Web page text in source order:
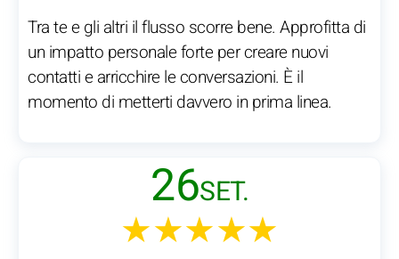
Tra te e gli altri il flusso scorre bene. Approfitta di
un impatto personale forte per creare nuovi
contatti e arricchire le conversazioni. È il
momento di metterti davvero in prima linea.
26SET.
★★★★★